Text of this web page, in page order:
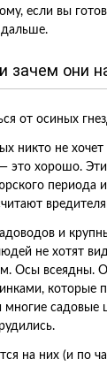
если вы
зачем они
никто не хочет
это хорошо.
периода и
и
не хотят
Осы всеядны.
которые
садовые
на них (и по